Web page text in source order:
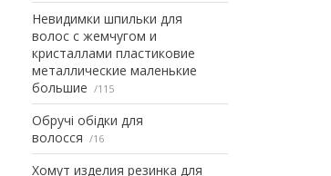
Невидимки шпильки для
волос с жемчугом и
кристаллами пластиковие
металлические маленькие
большие
115
Обручі обідки для
волосся
16
Хомут изделия резинка для